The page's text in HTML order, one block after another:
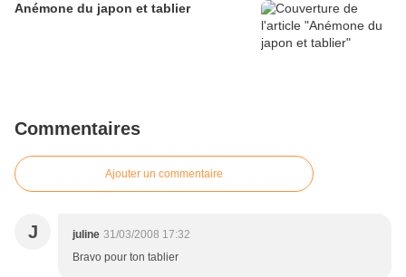
Anémone du japon et tablier
Commentaires
Ajouter un commentaire
J juline 31/03/2008 17:32
Bravo pour ton tablier